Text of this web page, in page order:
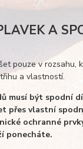
A
pouze v rozsahu,
a vlastností.
musí být spodní
přes vlastní
ochranné
ponecháte.